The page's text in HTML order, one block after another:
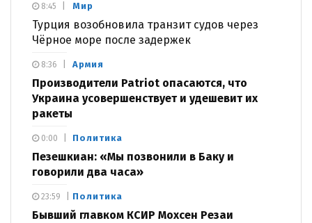
Мир
Турция возобновила транзит судов через
Чёрное море после задержек
8:45
Армия
Производители Patriot опасаются, что
Украина усовершенствует и удешевит их
ракеты
8:36
Политика
Пезешкиан: «Мы позвонили в Баку и
говорили два часа»
0:00
Политика
Бывший главком КСИР Мохсен Резаи
23:59